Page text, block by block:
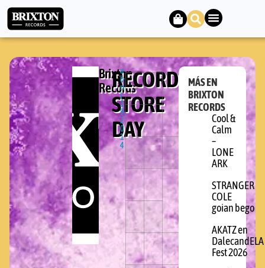
Brixton
Records
RECORD
STORE
DAY
a
b
ri
l
1
9,
2
0
1
4
MÁS EN
BRIXTON
RECORDS
Cool &
Calm
–
LONE
ARK
STRANGER
COLE
goian bego
AKATZ en
DalecandELA
Fest 2026